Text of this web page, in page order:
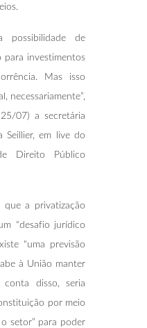
possibilidade de
para investimentos
Mas isso
necessariamente”,
07) a secretária
Seillier, em live do
Direito Público
que a privatização
“desafio jurídico
“uma previsão
à União manter
disso, seria
por meio
setor” para poder